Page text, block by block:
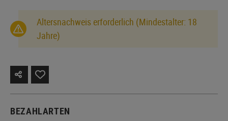
Altersnachweis erforderlich (Mindestalter: 18
Jahre)
BEZAHLARTEN